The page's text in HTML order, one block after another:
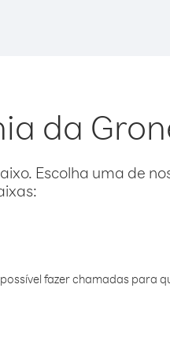
da
Escolha uma de
fazer chamadas para